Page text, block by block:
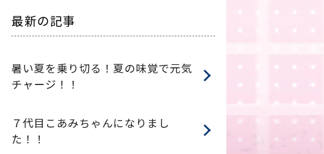
最新の記事
暑い夏を乗り切る！夏の味覚で元気
チャージ！！
７代目こあみちゃんになりまし
た！！